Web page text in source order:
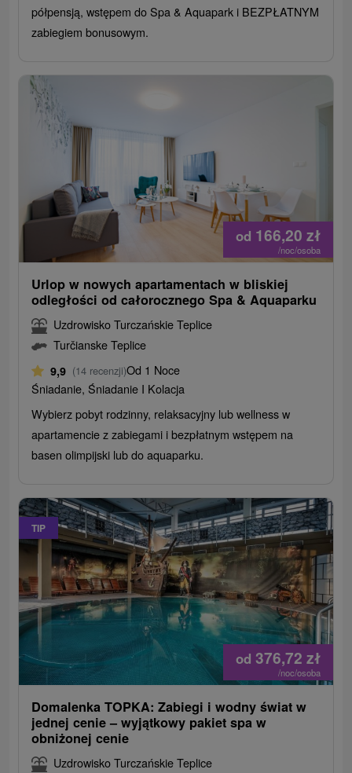
półpensją, wstępem do Spa & Aquapark i BEZPŁATNYM
zabiegiem bonusowym.
od 166,20 zł
/noc/osoba
Urlop w nowych apartamentach w bliskiej
odległości od całorocznego Spa & Aquaparku
Uzdrowisko Turczańskie Teplice
Turčianske Teplice
9,9 (14 recenzji)Od 1 Noce
Śniadanie, Śniadanie I Kolacja
Wybierz pobyt rodzinny, relaksacyjny lub wellness w
apartamencie z zabiegami i bezpłatnym wstępem na
basen olimpijski lub do aquaparku.
TIP
od 376,72 zł
/noc/osoba
Domalenka TOPKA: Zabiegi i wodny świat w
jednej cenie – wyjątkowy pakiet spa w
obniżonej cenie
Uzdrowisko Turczańskie Teplice